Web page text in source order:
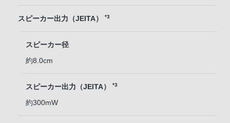
スピーカー出力（JEITA） *3
スピーカー径
約8.0cm
スピーカー出力（JEITA） *3
約300mW